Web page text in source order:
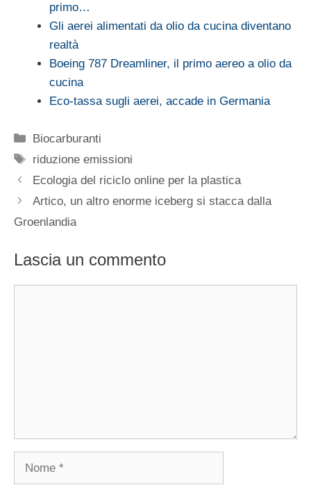
primo…
Gli aerei alimentati da olio da cucina diventano
realtà
Boeing 787 Dreamliner, il primo aereo a olio da
cucina
Eco-tassa sugli aerei, accade in Germania
Categorie
Biocarburanti
Tag
riduzione emissioni
Ecologia del riciclo online per la plastica
Artico, un altro enorme iceberg si stacca dalla
Groenlandia
Lascia un commento
Nome